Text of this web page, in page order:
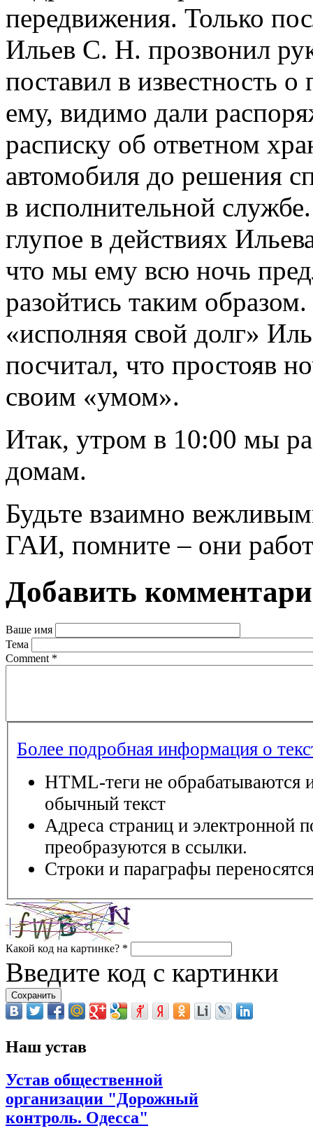
передвижения. Только
Ильев С. Н. прозвонил
поставил в известность
ему, видимо дали
расписку об ответном
автомобиля до решения
в исполнительной
глупое в действиях
что мы ему всю ночь
разойтись таким
«исполняя свой долг»
посчитал, что простояв
своим «умом».
Итак, утром в 10:00 мы
домам.
Будьте взаимно
ГАИ, помните – они
Добавить
Ваше имя
Тема
Comment *
Более подробная информация о
HTML-теги не обрабатываются
обычный текст
Адреса страниц и электронной
преобразуются в ссылки.
Строки и параграфы
Какой код на картинке? *
Введите код с картинки
Наш устав
Устав общественной
организации "Дорожный
контроль. Одесса"